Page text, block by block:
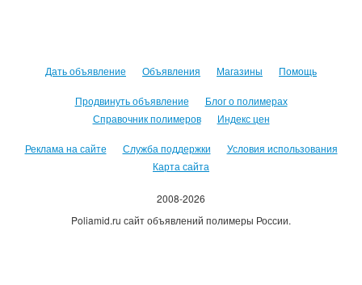
Дать объявление Объявления Магазины Помощь
Продвинуть объявление
Блог о полимерах
Справочник полимеров
Индекс цен
Реклама на сайте Служба поддержки
Условия использования
Карта сайта
2008-2026
Poliamid.ru сайт объявлений полимеры России.